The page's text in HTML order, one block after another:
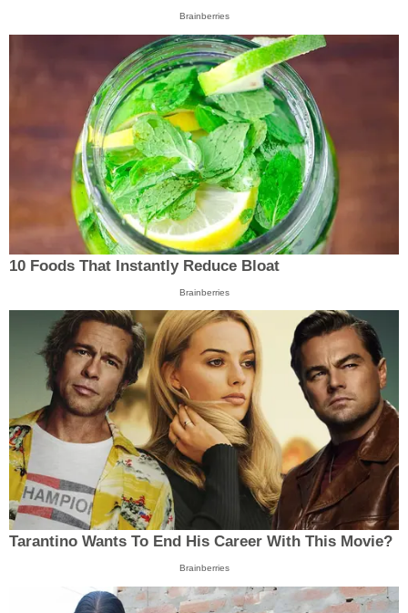
Brainberries
10 Foods That Instantly Reduce Bloat
Brainberries
Tarantino Wants To End His Career With This Movie?
Brainberries